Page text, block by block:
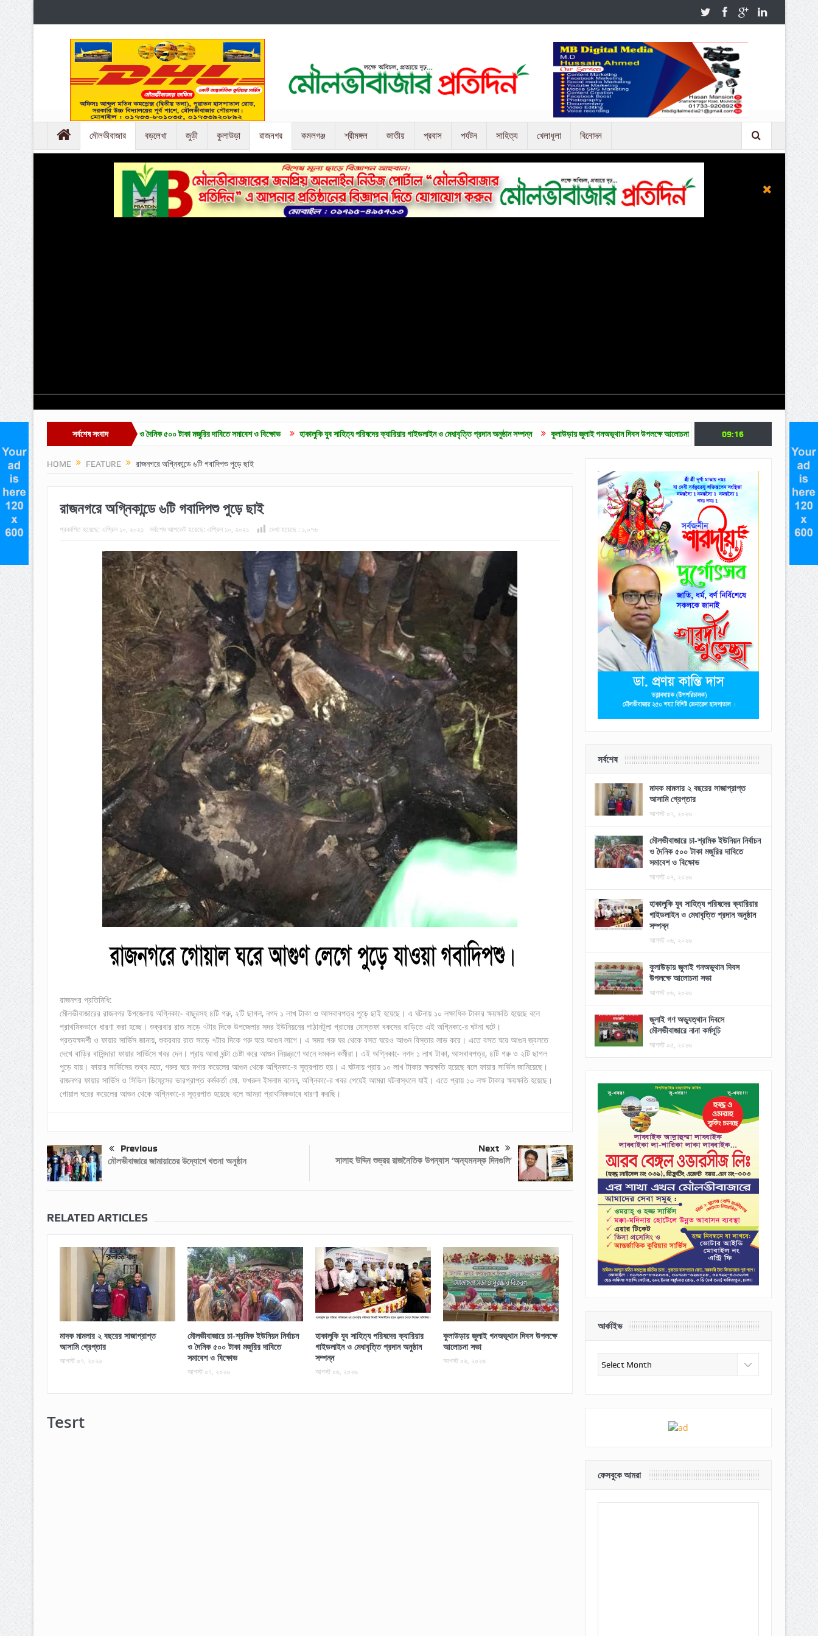
মৌলভীবাজার বড়লেখা জুড়ী কুলাউড়া রাজনগর কমলগঞ্জ শ্রীমঙ্গল জাতীয় প্রবাস পর্যটন সাহিত্য খেলাধূলা বিনোদন
সর্বশেষ সংবাদ
চা-শ্রমিক ইউনিয়ন নির্বাচন ও দৈনিক ৫০০ টাকা মজুরির দাবিতে সমাবেশ ও বিক্ষোভ হাকালুকি যুব সাহিত্য পরিষদের ক্যারিয়ার গাইডলাইন ও মেধাবৃত্তি প্রদান অনুষ্ঠান সম্পন্ন কুলাউড়ায় জুলাই গনঅভূথান দিবস উপলক্ষে আলোচনা সভা জুলাই গণ অভ্যুত্থান দিবসে মৌলভীবাজারে নানা
09:16
HOME FEATURE রাজনগরে অগ্নিকান্ডে ৬টি গবাদিপশু পুড়ে ছাই
রাজনগরে অগ্নিকান্ডে ৬টি গবাদিপশু পুড়ে ছাই
প্রকাশিত হয়েছে: এপ্রিল ১০, ২০২১ সর্বশেষ আপডেট হয়েছে: এপ্রিল ১০, ২০২১ দেখা হয়েছে : ১,০৭৬
রাজনগর প্রতিনিধি:
মৌলভীবাজারের রাজনগর উপজেলায় অগ্নিকা-ে বাছুরসহ ৪টি গরু, ২টি ছাগল, নগদ ১ লাখ টাকা ও আসবাবপত্র পুড়ে ছাই হয়েছে। এ ঘটনায় ১০ লক্ষাধিক টাকার ক্ষয়ক্ষতি হয়েছে বলে
প্রাথমিকভাবে ধারণা করা হচ্ছে। শুক্রবার রাত সাড়ে ৭টার দিকে উপজেলার সদর ইউনিয়নের পাঠানটুলা গ্রামের মোস্তফা বকসের বাড়িতে এই অগ্নিকা-ের ঘটনা ঘটে।
প্রত্যক্ষদর্শী ও ফায়ার সার্ভিস জানায়, শুক্রবার রাত সাড়ে ৭টার দিকে গরু ঘরে আগুন লাগে। এ সময় গরু ঘর থেকে বসত ঘরেও আগুন বিস্তার লাভ করে। এতে বসত ঘরে আগুন জ্বলতে
দেখে বাড়ির বাসিন্দারা ফায়ার সার্ভিসে খবর দেন। প্রায় আধা ঘন্টা চেষ্টা করে আগুন নিয়ন্ত্রণে আনে দমকল কর্মীরা। এই অগ্নিকা-ে নগদ ১ লাখ টাকা, আসবাবপত্র, ৪টি গরু ও ২টি ছাগল
পুড়ে যায়। ফায়ার সার্ভিসের তথ্য মতে, গরুর ঘরে মশার কয়েলের আগুন থেকে অগ্নিকা-ের সূত্রপাত হয়। এ ঘটনায় প্রায় ১০ লাখ টাকার ক্ষয়ক্ষতি হয়েছে বলে ফায়ার সার্ভিস জানিয়েছে।
রাজনগর ফায়ার সার্ভিস ও সিভিল ডিফেন্সের ভারপ্রাপ্ত কর্মকর্তা মো. ফখরুল ইসলাম বলেন, অগ্নিকা-ের খবর পেয়েই আমরা ঘটনাস্থলে যাই। এতে প্রায় ১০ লক্ষ টাকার ক্ষয়ক্ষতি হয়েছে।
গোয়াল ঘরের কয়েলের আগুন থেকে অগ্নিকা-ের সূত্রপাত হয়েছে বলে আমরা প্রাথমিকভাবে ধারণা করছি।
Previous
মৌলভীবাজারে জামায়াতের উদ্যোগে খতনা অনুষ্ঠান
Next
সালাহ উদ্দিন শুভ্রর রাজনৈতিক উপন্যাস ‘অন্যমনস্ক দিনগুলি’
RELATED ARTICLES
মাদক মামলার ২ বছরের সাজাপ্রাপ্ত
আসামি গ্রেপ্তার
আগস্ট ০৭, ২০২৬
মৌলভীবাজারে চা-শ্রমিক ইউনিয়ন নির্বাচন
ও দৈনিক ৫০০ টাকা মজুরির দাবিতে
সমাবেশ ও বিক্ষোভ
আগস্ট ০৭, ২০২৬
হাকালুকি যুব সাহিত্য পরিষদের ক্যারিয়ার
গাইডলাইন ও মেধাবৃত্তি প্রদান অনুষ্ঠান
সম্পন্ন
আগস্ট ০৬, ২০২৬
কুলাউড়ায় জুলাই গনঅভূথান দিবস উপলক্ষে
আলোচনা সভা
আগস্ট ০৬, ২০২৬
Tesrt
সর্বশেষ
মাদক মামলার ২ বছরের সাজাপ্রাপ্ত
আসামি গ্রেপ্তার
আগস্ট ০৭, ২০২৬
মৌলভীবাজারে চা-শ্রমিক ইউনিয়ন নির্বাচন
ও দৈনিক ৫০০ টাকা মজুরির দাবিতে
সমাবেশ ও বিক্ষোভ
আগস্ট ০৭, ২০২৬
হাকালুকি যুব সাহিত্য পরিষদের ক্যারিয়ার
গাইডলাইন ও মেধাবৃত্তি প্রদান অনুষ্ঠান
সম্পন্ন
আগস্ট ০৬, ২০২৬
কুলাউড়ায় জুলাই গনঅভূথান দিবস
উপলক্ষে আলোচনা সভা
আগস্ট ০৬, ২০২৬
জুলাই গণ অভ্যুত্থান দিবসে
মৌলভীবাজারে নানা কর্মসূচি
আগস্ট ০৫, ২০২৬
আর্কাইভ
আর্কাইভ
ফেসবুকে আমরা